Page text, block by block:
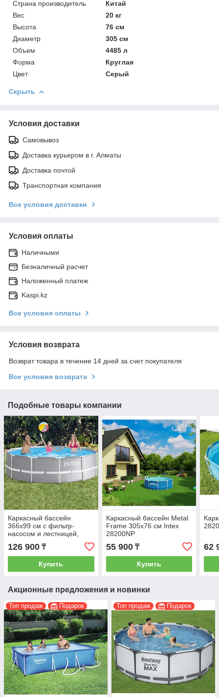
Страна производитель
Китай
Вес
20 кг
Высота
76 см
Диаметр
305 см
Объем
4485 л
Форма
Круглая
Цвет
Серый
Скрыть
Условия доставки
Самовывоз
Доставка курьером в г. Алматы
Доставка почтой
Транспортная компания
Все условия доставки
Условия оплаты
Наличными
Безналичный расчет
Наложенный платеж
Kaspi.kz
Все условия оплаты
Условия возврата
Возврат товара в течение 14 дней за счет покупателя
Все условия возврата
Подобные товары компании
Каркасный бассейн
366х99 см с фильтр-
насосом и лестницей,
Intex 26716
126 900 ₸
Купить
Каркасный бассейн Metal
Frame 305х76 см Intex
28200NP
55 900₸
Купить
62
Акционные предложения и новинки
Топ продаж Подарок Топ продаж Подарок